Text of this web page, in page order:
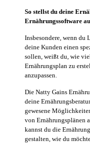
So stellst du deine
Ernährungssoftware
Insbesondere, wenn du
deine Kunden einen
sollen, weißt du, wie
Ernährungsplan zu
anzupassen.
Die Natty Gains
deine
gewesene
von Ernährungsplänen
kannst du die
gestalten, wie du